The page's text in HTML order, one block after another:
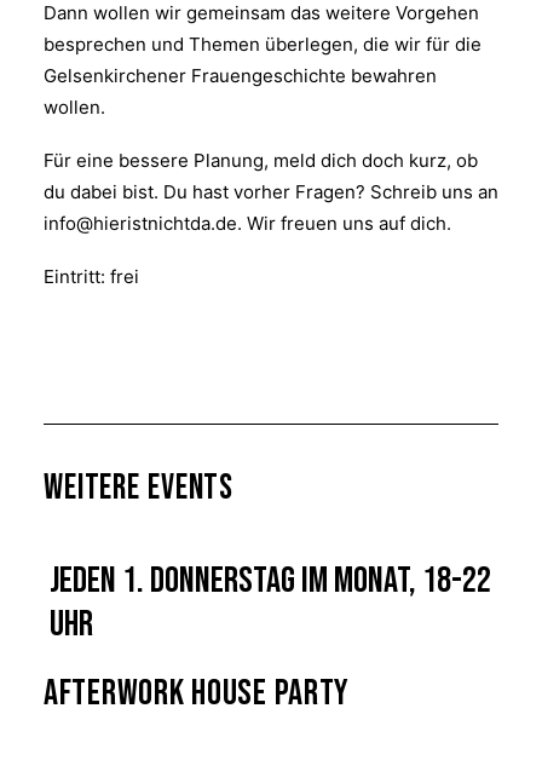
Dann wollen wir gemeinsam das weitere Vorgehen
besprechen und Themen überlegen, die wir für die
Gelsenkirchener Frauengeschichte bewahren
wollen.
Für eine bessere Planung, meld dich doch kurz, ob
du dabei bist. Du hast vorher Fragen? Schreib uns an
info@hieristnichtda.de. Wir freuen uns auf dich.
Eintritt: frei
Weitere Events
Jeden 1. Donnerstag im Monat, 18-22
Uhr
Afterwork House Party